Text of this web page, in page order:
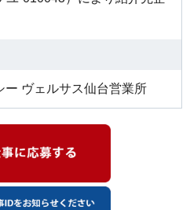
ヴェルサス仙台営業所